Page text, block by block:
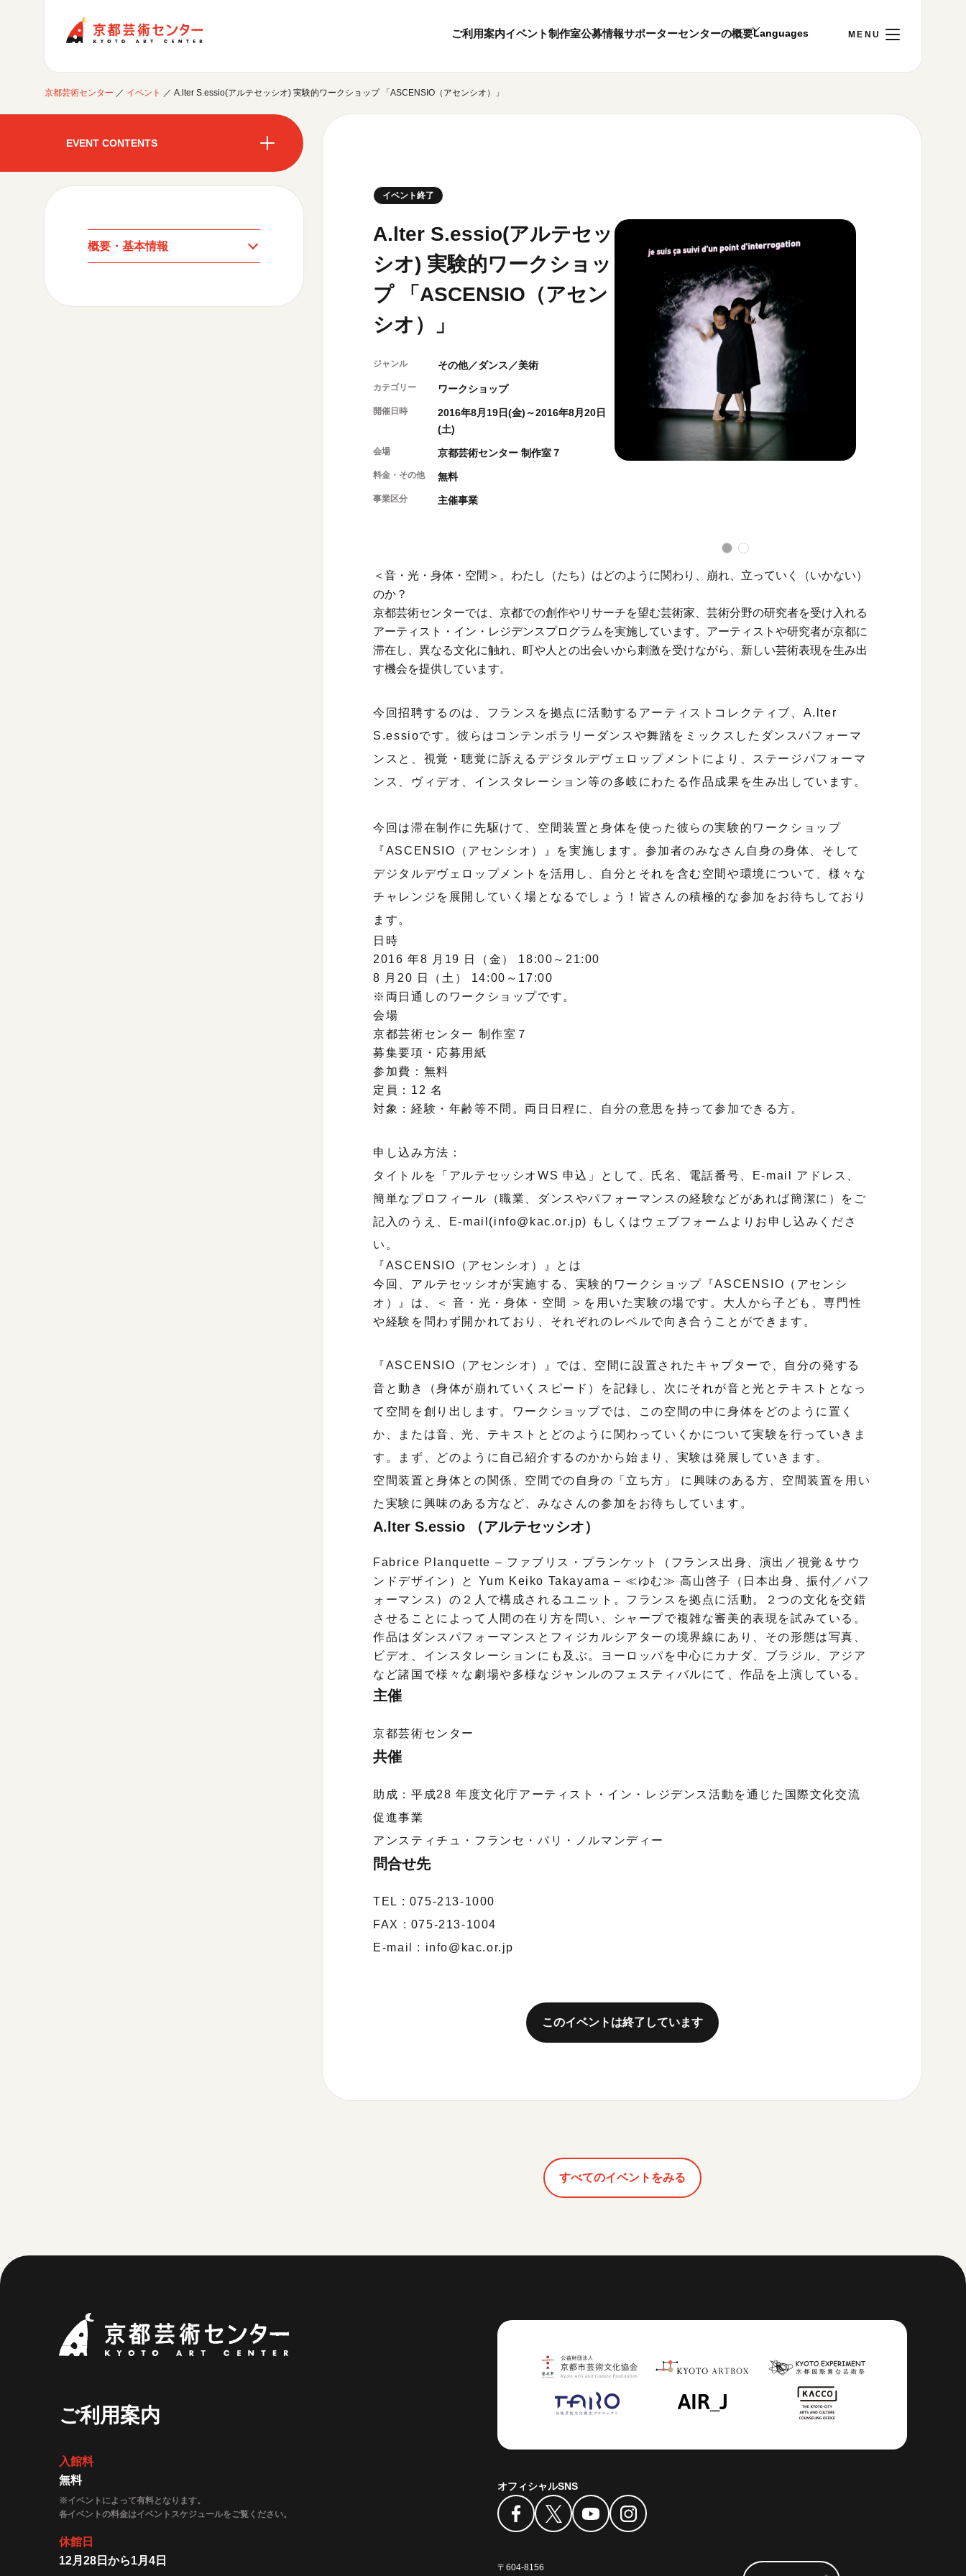
ご利用案内イベント制作室公募情報サポーターセンターの概要
ご利用案内
取材／視察・見学／撮影
イベントに参加する
開催中のイベント
制作室を使う
制作室の設備
公募情報
ボランティア・サポーター
京都芸術センターの歩み
概要・理念・運営体制
連携事業のご案内
ご利用案内
お問い合わせ
閲覧支援
サイトポリシー&プライバシーポリシー
オフィシャルSNS
京都芸術センター ／ イベント ／ A.lter S.essio(アルテセッシオ) 実験的ワークショップ 「ASCENSIO（アセンシオ）」
イベント終了
A.lter S.essio(アルテセッ
シオ) 実験的ワークショッ
プ 「ASCENSIO（アセン
シオ）」
ジャンル その他／ダンス／美術
カテゴリー ワークショップ
開催日時
2016年8月19日(金)～2016年8月20日
(土)
会場 京都芸術センター 制作室７
料金・その他 無料
事業区分 主催事業
EVENT CONTENTS
開催中のイベント
月間スケジュール
これまでのイベント
概要・基本情報
＜音・光・身体・空間＞。わたし（たち）はどのように関わり、崩れ、立っていく（いかない）
のか？
京都芸術センターでは、京都での創作やリサーチを望む芸術家、芸術分野の研究者を受け入れる
アーティスト・イン・レジデンスプログラムを実施しています。アーティストや研究者が京都に
滞在し、異なる文化に触れ、町や人との出会いから刺激を受けながら、新しい芸術表現を生み出
す機会を提供しています。
今回招聘するのは、フランスを拠点に活動するアーティストコレクティブ、A.lter
S.essioです。彼らはコンテンポラリーダンスや舞踏をミックスしたダンスパフォーマ
ンスと、視覚・聴覚に訴えるデジタルデヴェロップメントにより、ステージパフォーマ
ンス、ヴィデオ、インスタレーション等の多岐にわたる作品成果を生み出しています。
今回は滞在制作に先駆けて、空間装置と身体を使った彼らの実験的ワークショップ
『ASCENSIO（アセンシオ）』を実施します。参加者のみなさん自身の身体、そして
デジタルデヴェロップメントを活用し、自分とそれを含む空間や環境について、様々な
チャレンジを展開していく場となるでしょう！皆さんの積極的な参加をお待ちしており
ます。
日時
2016 年8 月19 日（金） 18:00～21:00
8 月20 日（土） 14:00～17:00
※両日通しのワークショップです。
会場
京都芸術センター 制作室７
募集要項・応募用紙
参加費：無料
定員：12 名
対象：経験・年齢等不問。両日日程に、自分の意思を持って参加できる方。
申し込み方法：
タイトルを「アルテセッシオWS 申込」として、氏名、電話番号、E-mail アドレス、
簡単なプロフィール（職業、ダンスやパフォーマンスの経験などがあれば簡潔に）をご
記入のうえ、E-mail(info@kac.or.jp) もしくはウェブフォームよりお申し込みくださ
い。
『ASCENSIO（アセンシオ）』とは
今回、アルテセッシオが実施する、実験的ワークショップ『ASCENSIO（アセンシ
オ）』は、＜ 音・光・身体・空間 ＞を用いた実験の場です。大人から子ども、専門性
や経験を問わず開かれており、それぞれのレベルで向き合うことができます。
『ASCENSIO（アセンシオ）』では、空間に設置されたキャプターで、自分の発する
音と動き（身体が崩れていくスピード）を記録し、次にそれが音と光とテキストとなっ
て空間を創り出します。ワークショップでは、この空間の中に身体をどのように置く
か、または音、光、テキストとどのように関わっていくかについて実験を行っていきま
す。まず、どのように自己紹介するのかから始まり、実験は発展していきます。
空間装置と身体との関係、空間での自身の「立ち方」 に興味のある方、空間装置を用い
た実験に興味のある方など、みなさんの参加をお待ちしています。
A.lter S.essio （アルテセッシオ）
Fabrice Planquette – ファブリス・プランケット（フランス出身、演出／視覚＆サウ
ンドデザイン）と Yum Keiko Takayama – ≪ゆむ≫ 高山啓子（日本出身、振付／パフ
ォーマンス）の２人で構成されるユニット。フランスを拠点に活動。２つの文化を交錯
させることによって人間の在り方を問い、シャープで複雑な審美的表現を試みている。
作品はダンスパフォーマンスとフィジカルシアターの境界線にあり、その形態は写真、
ビデオ、インスタレーションにも及ぶ。ヨーロッパを中心にカナダ、ブラジル、アジア
など諸国で様々な劇場や多様なジャンルのフェスティバルにて、作品を上演している。
主催
京都芸術センター
共催
助成：平成28 年度文化庁アーティスト・イン・レジデンス活動を通じた国際文化交流
促進事業
アンスティチュ・フランセ・パリ・ノルマンディー
問合せ先
TEL : 075-213-1000
FAX : 075-213-1004
E-mail : info@kac.or.jp
このイベントは終了しています
すべてのイベントをみる
ご利用案内
入館料
無料
※イベントによって有料となります。
各イベントの料金はイベントスケジュールをご覧ください。
休館日
12月28日から1月4日
オフィシャルSNS
〒604-8156